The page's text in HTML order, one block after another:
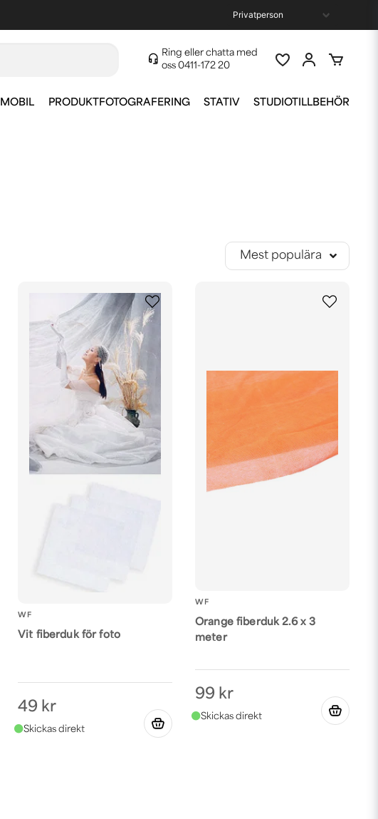
Ring eller chatta med
oss 0411-172 20
MOBIL PRODUKTFOTOGRAFERING STATIV STUDIOTILLBEHÖR
släpper igenom ljus. Fiberduk kan ej tvättas men kan
Mest populära
WF
Vit fiberduk för foto
49 kr
WF
Orange fiberduk 2.6 x 3
meter
99 kr